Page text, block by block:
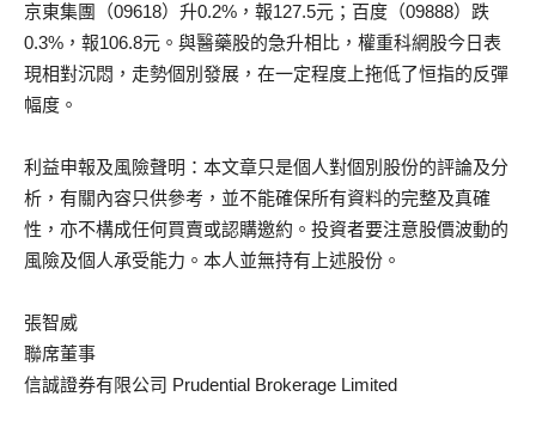
京東集團（09618）升0.2%，報127.5元；百度（09888）跌
0.3%，報106.8元。與醫藥股的急升相比，權重科網股今日表
現相對沉悶，走勢個別發展，在一定程度上拖低了恒指的反彈
幅度。
利益申報及風險聲明：本文章只是個人對個別股份的評論及分
析，有關內容只供參考，並不能確保所有資料的完整及真確
性，亦不構成任何買賣或認購邀約。投資者要注意股價波動的
風險及個人承受能力。本人並無持有上述股份。
張智威
聯席董事
信誠證券有限公司 Prudential Brokerage Limited